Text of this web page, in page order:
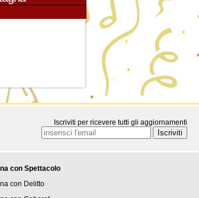
Iscriviti per ricevere tutti gli aggiornamenti
con Spettacolo
con Delitto